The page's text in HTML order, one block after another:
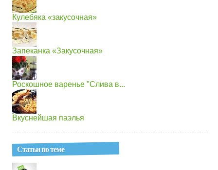
Кулебяка «закусочная»
Запеканка «Закусочная»
Роскошное варенье "Слива в...
Вкуснейшая паэлья
Статьи по теме